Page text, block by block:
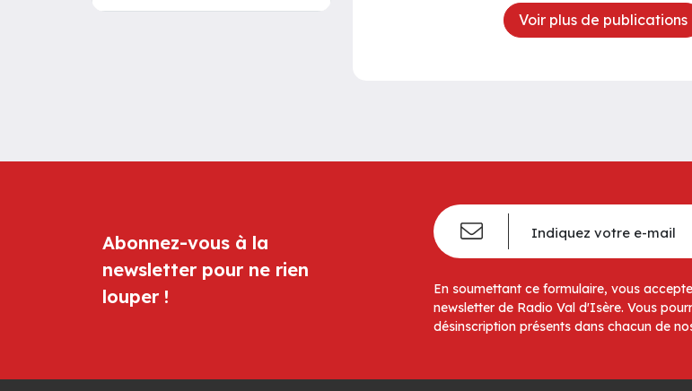
Voir plus de publications
Abonnez-vous à la
newsletter pour ne rien
louper !
En soumettant ce formulaire, vous
newsletter de Radio Val d'Isère. Vous
désinscription présents dans chacun de